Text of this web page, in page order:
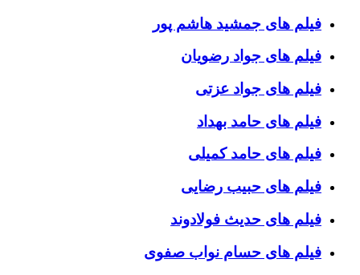
فیلم های جمشید هاشم پور
فیلم های جواد رضویان
فیلم های جواد عزتی
فیلم های حامد بهداد
فیلم های حامد کمیلی
فیلم های حبیب رضایی
فیلم های حدیث فولادوند
فیلم های حسام نواب صفوی